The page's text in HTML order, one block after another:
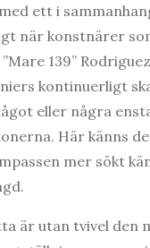
ett i
när konstnärer
139”
kontinuerligt
eller några
Här känns
mer sökt
är utan tvivel den